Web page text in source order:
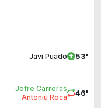
53'
Javi Puado
46'
Jofre Carreras
Antoniu Roca